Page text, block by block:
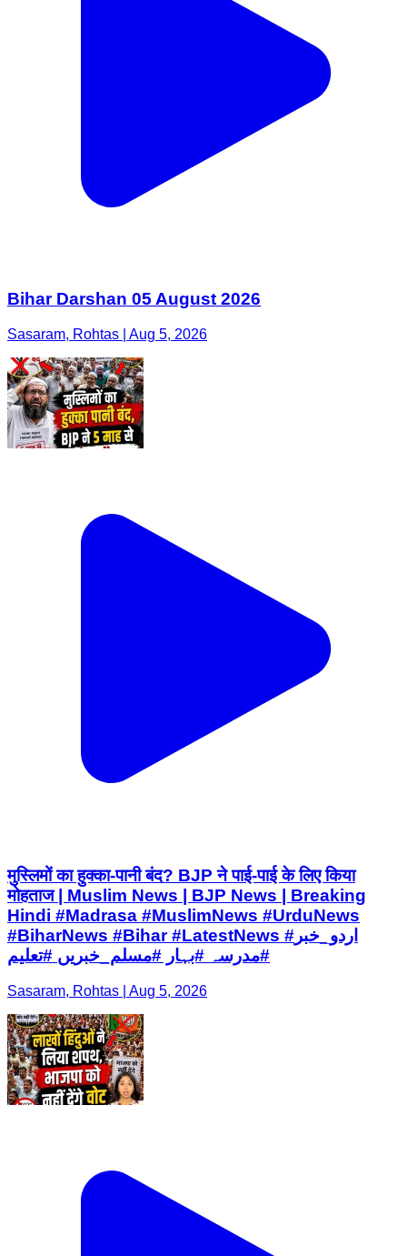
Bihar Darshan 05 August 2026
Sasaram, Rohtas | Aug 5, 2026
मुस्लिमों का हुक्का-पानी बंद? BJP ने पाई-पाई के लिए किया
मोहताज | Muslim News | BJP News | Breaking
Hindi #Madrasa #MuslimNews #UrduNews
#BiharNews #Bihar #LatestNews #اردو_خبر
#مدرسہ #بہار #مسلم_خبریں #تعلیم
Sasaram, Rohtas | Aug 5, 2026